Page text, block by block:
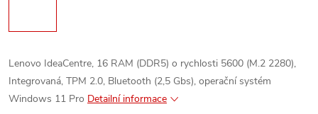
Lenovo IdeaCentre, 16 RAM (DDR5) o rychlosti 5600 (M.2 2280),
Integrovaná, TPM 2.0, Bluetooth (2,5 Gbs), operační systém
Windows 11 Pro Detailní informace